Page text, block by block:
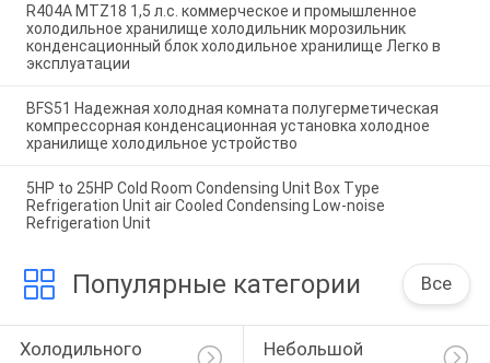
R404A MTZ18 1,5 л.с. коммерческое и промышленное
холодильное хранилище холодильник морозильник
конденсационный блок холодильное хранилище Легко в
эксплуатации
BFS51 Надежная холодная комната полугерметическая
компрессорная конденсационная установка холодное
хранилище холодильное устройство
5HP to 25HP Cold Room Condensing Unit Box Type
Refrigeration Unit air Cooled Condensing Low-noise
Refrigeration Unit
Популярные категории Все
Холодильного
Небольшой